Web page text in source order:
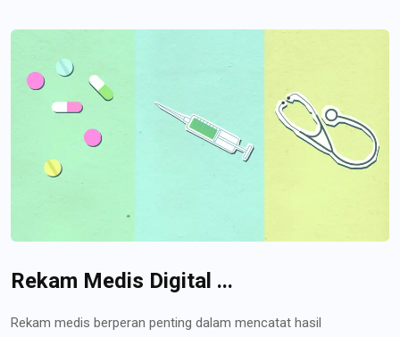
Rekam Medis Digital ...
Rekam medis berperan penting dalam mencatat hasil